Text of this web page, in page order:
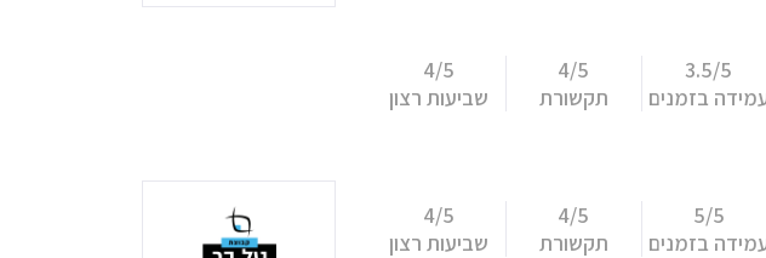
3.5/5
בזמנים
4/5
תקשורת
4/5
שביעות רצון
5/5
בזמנים
4/5
תקשורת
4/5
שביעות רצון